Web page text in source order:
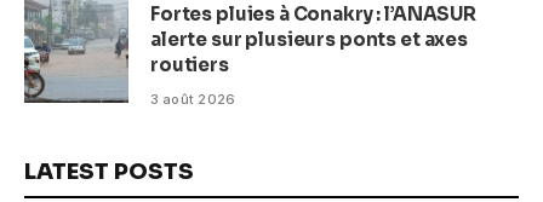
Fortes pluies à Conakry : l’ANASUR
alerte sur plusieurs ponts et axes
routiers
3 août 2026
LATEST POSTS